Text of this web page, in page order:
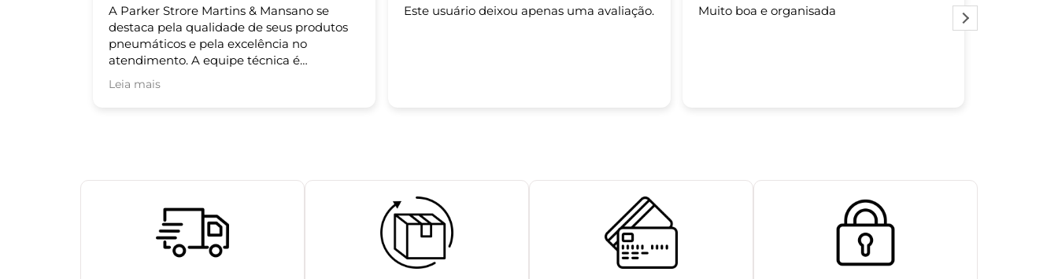
A Parker Strore Martins & Mansano se
destaca pela qualidade de seus produtos
pneumáticos e pela excelência no
atendimento. A equipe técnica é
altamente qualificada e sempre pronta
para auxiliar nas necessidades dos clientes.
Leia mais
Este usuário deixou apenas uma avaliação. Muito boa e organisada